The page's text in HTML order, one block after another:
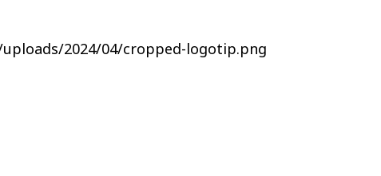
2024/04/cropped-logotip.png